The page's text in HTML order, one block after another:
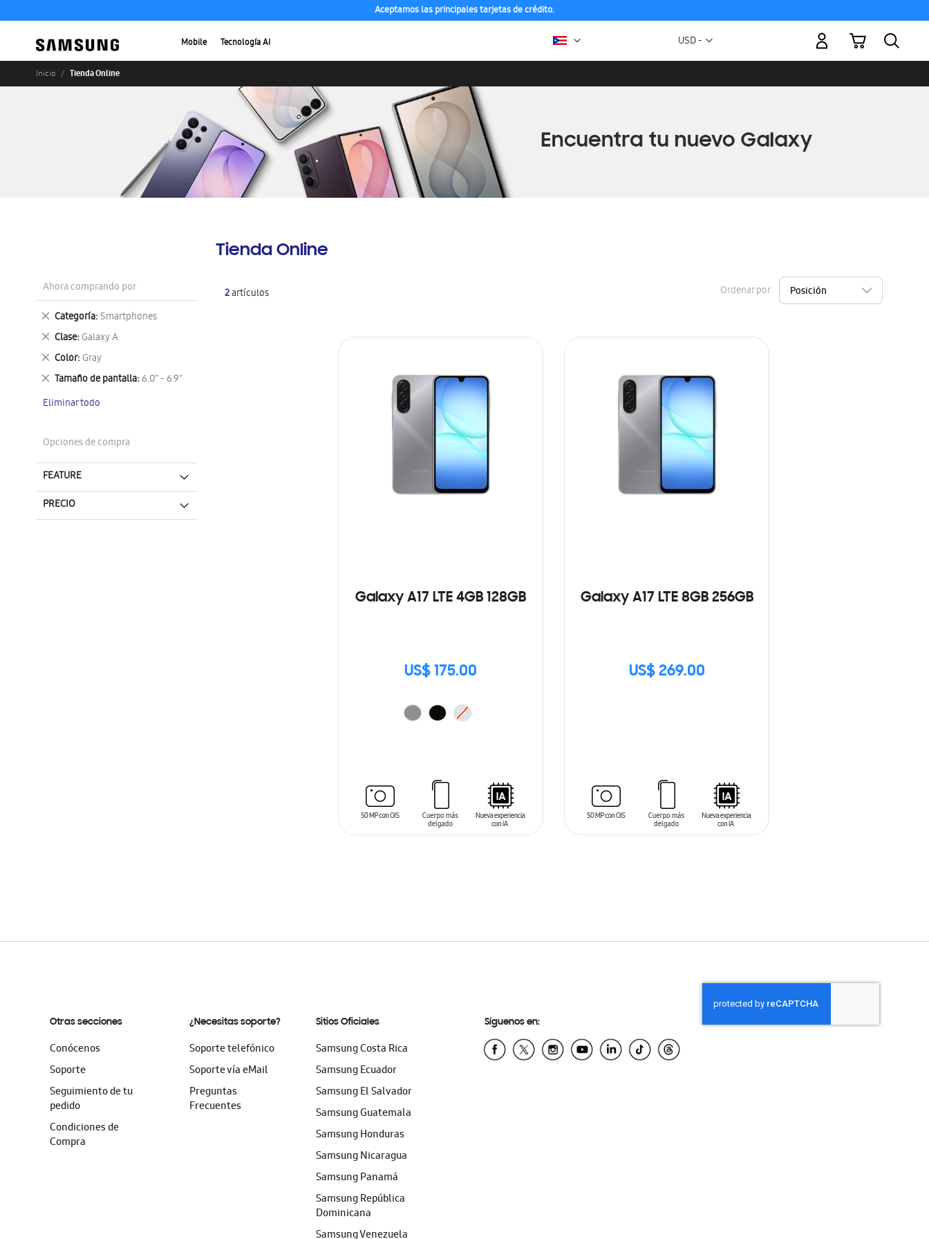
Aceptamos las principales tarjetas de crédito.
Mobile Tecnología AI Moneda
USD -
Mi carrito
Inicio Tienda Online
Tienda Online
2artículos Ordenar por
Galaxy A17 LTE 4GB 128GB
US$ 175.00
Galaxy A17 LTE 8GB 256GB
US$ 269.00
SIN
Ahora comprando por
Categoría Smartphones
Eliminar
este
artículo
Clase Galaxy A
Eliminar
este
artículo
Color Gray
Eliminar
este
artículo
Tamaño de pantalla 6.0" - 6.9"
Eliminar
artículo
Eliminar todo
Opciones de compra
FEATURE
PRECIO
Otras secciones
Conócenos
Soporte
Seguimiento de tu
pedido
Condiciones de
Compra
¿Necesitas soporte?
Soporte telefónico
Soporte vía eMail
Preguntas
Frecuentes
Sitios Oficiales
Samsung Costa Rica
Samsung Ecuador
Samsung El Salvador
Samsung Guatemala
Samsung Honduras
Samsung Nicaragua
Samsung Panamá
Samsung República
Dominicana
Samsung Venezuela
Síguenos en: